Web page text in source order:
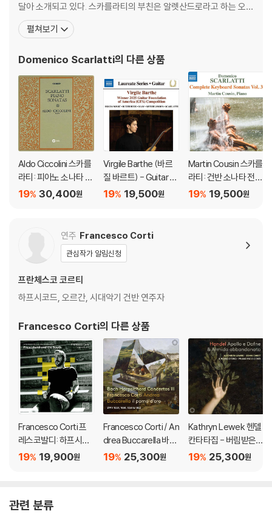
달아 소개되고 있다. 스카를라티의 부친은 알렛산드로라고 하는 오페
라 작곡가인데, 나폴리 악파의 개조(開祖)로서 음악사에도 기록되
고 있으며, 스카를라티는 부친에게 음악 이론을 처음 배웠다. 1685
리에서 타계했는데, 그는 음악가였던 아버지에게 처음 음
펼쳐보기
Domenico Scarlatti의 다른 상품
Aldo Ciccolini 스카를
라티: 피아노 소나타 (S
carlatti: Piano Sonat
30,400원
19%
Virgile Barthe (바르
질 바르트) - Guitar R
ecital (기타 리사이틀)
19,500원
19%
Martin Cousin 스카를
라티: 건반 소나타 전곡
31집 (Scarlatti: Com
19,500원
19%
연주 Francesco Corti
관심작가 알림신청
프란체스코 코르티
하프시코드, 오르간, 시대악기 건반 연주자
Francesco Corti의 다른 상품
Francesco Corti 프
레스코발디: 하프시코
드 작품집 (Frescobal
19,900원
19%
Francesco Corti / An
drea Buccarella 바흐:
하프시코드 협주곡 3집
25,300원
19%
Kathryn Lewek 헨델
칸타타집 - 버림받은
아르미다, 아폴로와 다
25,300원
19%
관련 분류